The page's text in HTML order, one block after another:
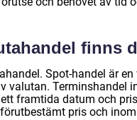
finns
Spot-handel är
valutan. Terminshandel
framtida datum och
pris och